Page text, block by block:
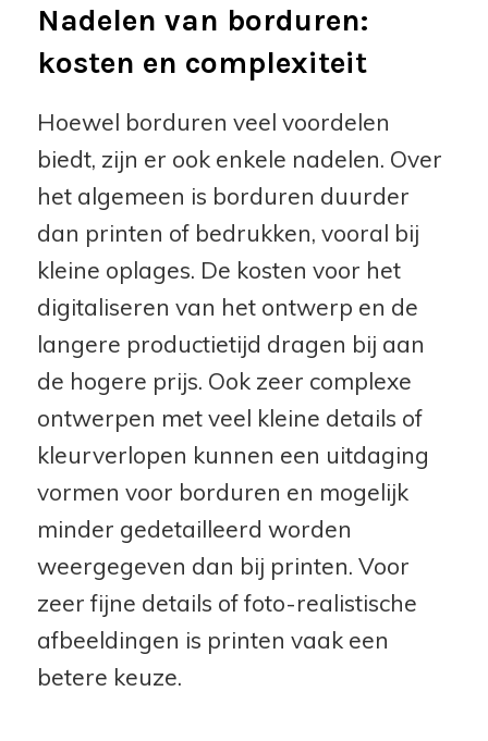
Nadelen van borduren:
kosten en complexiteit
Hoewel borduren veel voordelen
biedt, zijn er ook enkele nadelen. Over
het algemeen is borduren duurder
dan printen of bedrukken, vooral bij
kleine oplages. De kosten voor het
digitaliseren van het ontwerp en de
langere productietijd dragen bij aan
de hogere prijs. Ook zeer complexe
ontwerpen met veel kleine details of
kleurverlopen kunnen een uitdaging
vormen voor borduren en mogelijk
minder gedetailleerd worden
weergegeven dan bij printen. Voor
zeer fijne details of foto-realistische
afbeeldingen is printen vaak een
betere keuze.